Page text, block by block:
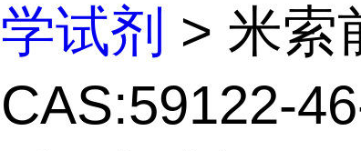
学试剂 > 米索
CAS:59122-